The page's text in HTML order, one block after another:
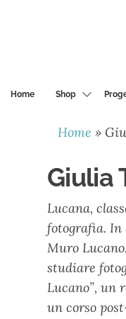
Home Shop
Home »
Giulia
Lucana,
fotografia. In
Muro
studiare
Lucano”, un
un corso